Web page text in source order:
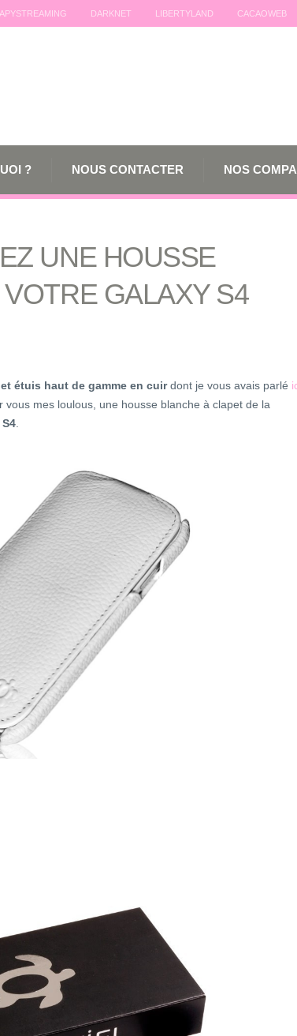
DARKNET LIBERTYLAND CACAOWEB
? NOUS CONTACTER NOS
UNE HOUSSE
GALAXY S4
étuis haut de gamme en cuirdont je vous avais parlé
vous mes loulous, une housse blanche à clapet de la